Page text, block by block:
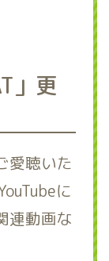
」更
愛聴いた
に
連動画な